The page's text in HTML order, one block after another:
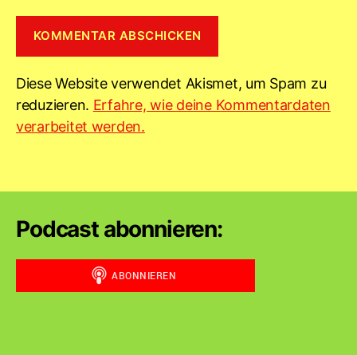
Diese Website verwendet Akismet, um Spam zu
reduzieren. Erfahre, wie deine Kommentardaten
verarbeitet werden.
Podcast abonnieren: